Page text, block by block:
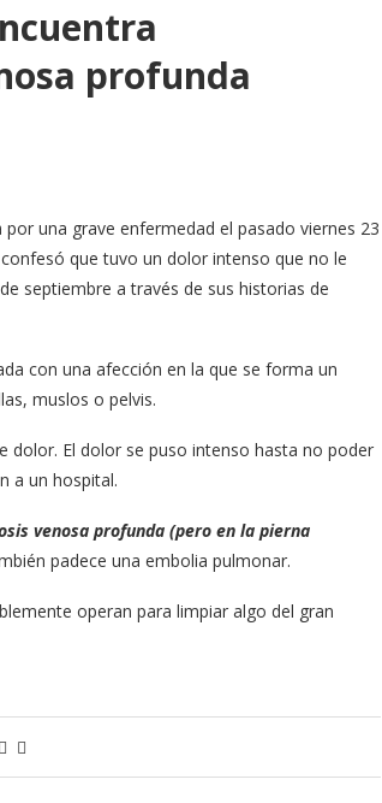
profunda
una grave enfermedad el pasado viernes 23
que tuvo un dolor intenso que no le
septiembre a través de sus historias de
con una afección en la que se forma un
muslos o pelvis.
dolor. El dolor se puso intenso hasta no poder
a un hospital.
venosa profunda (pero en la pierna
padece una embolia pulmonar.
operan para limpiar algo del gran